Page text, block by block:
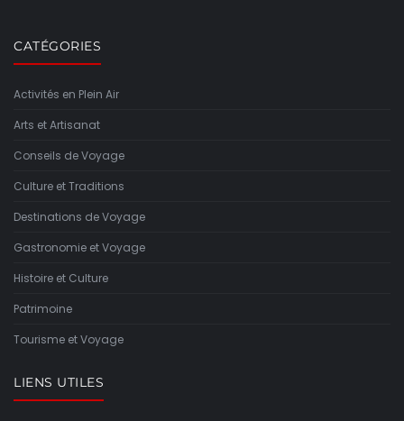
CATÉGORIES
Activités en Plein Air
Arts et Artisanat
Conseils de Voyage
Culture et Traditions
Destinations de Voyage
Gastronomie et Voyage
Histoire et Culture
Patrimoine
Tourisme et Voyage
LIENS UTILES